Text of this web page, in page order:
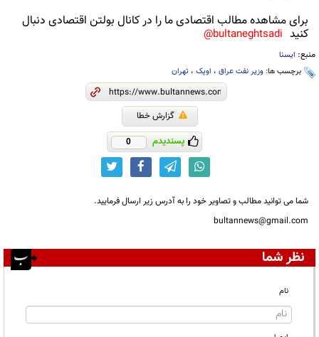
برای مشاهده مطالب اقتصادی ما را در کانال بولتن اقتصادی دنبال
کنید bultaneghtsadi@
منبع: ایسنا
برچسب ها: وزیر نفت عراق ، اوپک ، تهران
گزارش خطا
پسندیدم 0
شما می توانید مطالب و تصاویر خود را به آدرس زیر ارسال فرمایید.
bultannews@gmail.com
نظر شما
نام